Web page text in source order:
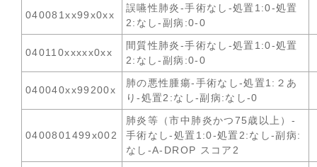
040081xx99x0xx
誤嚥性肺炎-手術なし-処置1:0-処置
2:なし-副病:0-0
040110xxxxx0xx
間質性肺炎-手術なし-処置1:0-処置
2:なし-副病:0-0
040040xx99200x
肺の悪性腫瘍-手術なし-処置1:２あ
り-処置2:なし-副病:なし-0
0400801499x002
肺炎等（市中肺炎かつ75歳以上）-
手術なし-処置1:0-処置2:なし-副病:
なし-A-DROP スコア2